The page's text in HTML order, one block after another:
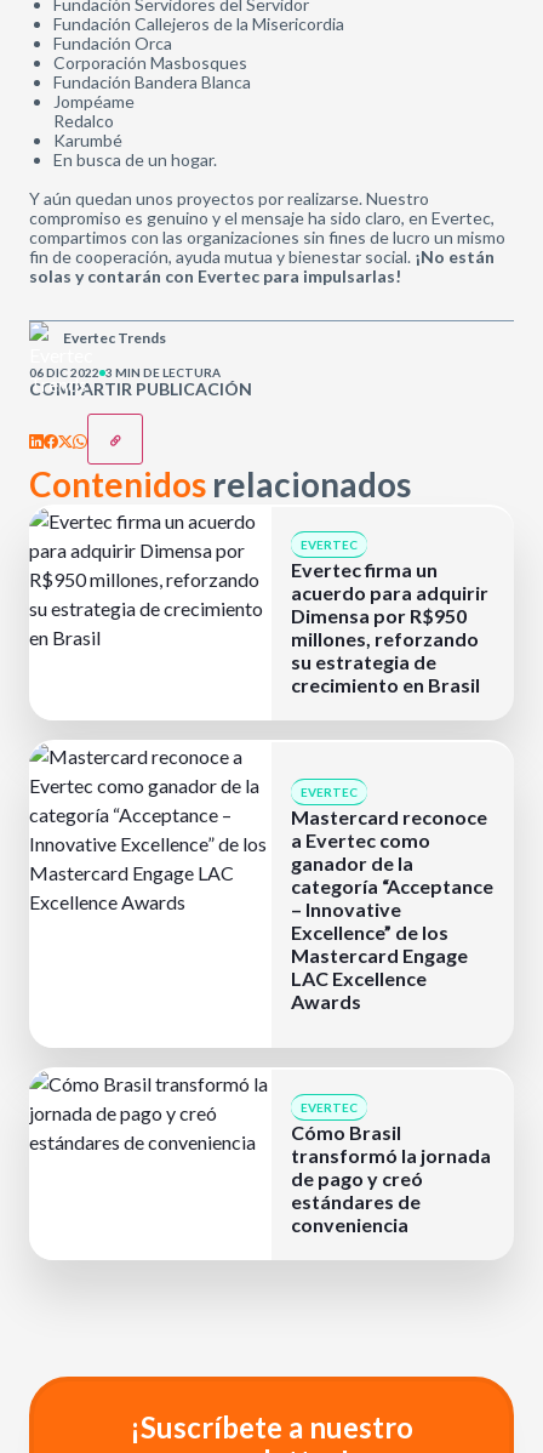
Fundación Servidores del Servidor
Fundación Callejeros de la Misericordia
Fundación Orca
Corporación Masbosques
Fundación Bandera Blanca
Jompéame
Redalco
Karumbé
En busca de un hogar.
Y aún quedan unos proyectos por realizarse. Nuestro
compromiso es genuino y el mensaje ha sido claro, en Evertec,
compartimos con las organizaciones sin fines de lucro un mismo
fin de cooperación, ayuda mutua y bienestar social. ¡No están
solas y contarán con Evertec para impulsarlas!
COMPARTIR PUBLICACIÓN
Evertec Trends
06 DIC 2022 3 MIN DE LECTURA
Contenidos relacionados
EVERTEC
Evertec firma un
acuerdo para adquirir
Dimensa por R$950
millones, reforzando
su estrategia de
crecimiento en Brasil
EVERTEC
Mastercard reconoce
a Evertec como
ganador de la
categoría “Acceptance
– Innovative
Excellence” de los
Mastercard Engage
LAC Excellence
Awards
EVERTEC
Cómo Brasil
transformó la jornada
de pago y creó
estándares de
conveniencia
¡Suscríbete a nuestro